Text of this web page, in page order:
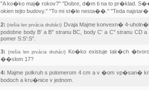
"A ko�ko maj� rokov?" "Dobre, d�m ti na to pr�klad.
okien tejto budovy." "To mi st�le nesta��." "Teda
2:(riešia len prvácia druháci) Dvaja Majme konvexn� 4-
podobne body B' a B'' stranu BC, body C' a C'' stranu
pomer S:S':S''.
3: (riešia len prvácia druháci)Ko�ko existuje tak�ch
��slom 17?
4: Majme polkruh s polomerom 4 cm a v �om vp�san�
bodoch a kru�nice v jednom.